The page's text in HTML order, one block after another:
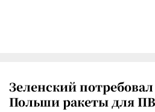
Зеленский
Польши ракеты для